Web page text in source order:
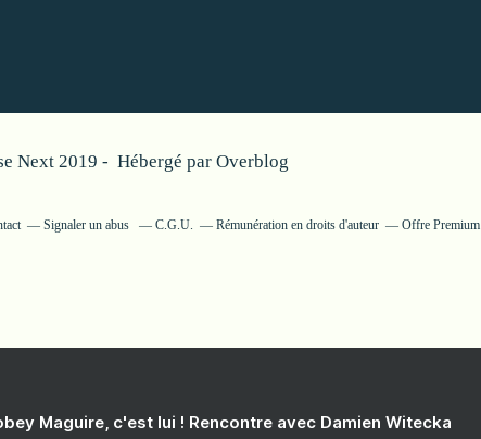
Next 2019 - Hébergé par Overblog
Signaler un abus C.G.U. Rémunération en droits d'auteur Offre Premium
Maguire, c'est lui ! Rencontre avec Damien Witecka